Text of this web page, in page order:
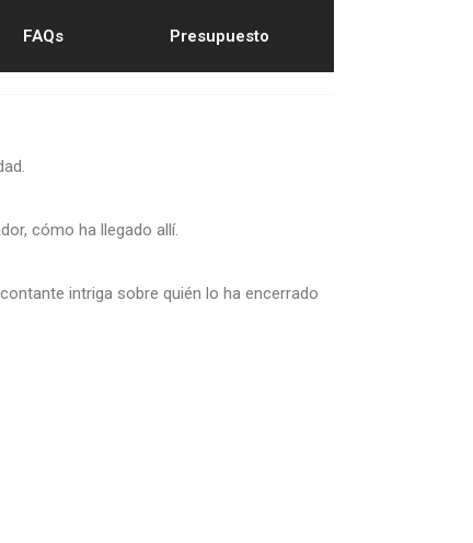
FAQs Presupuesto
cómo ha llegado allí.
intriga sobre quién lo ha encerrado